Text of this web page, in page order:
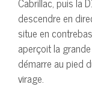
descendre en
situe en
aperçoit la
démarre au pied
virage.